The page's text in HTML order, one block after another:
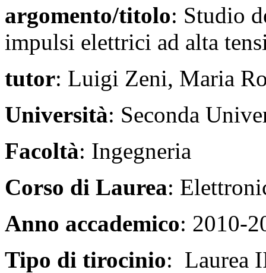
argomento/titolo: Studio
impulsi elettrici ad alta
tutor: Luigi Zeni, Maria
Università: Seconda
Facoltà: Ingegneria
Corso di Laurea:
Anno accademico: 2010-
Tipo di tirocinio: Laurea